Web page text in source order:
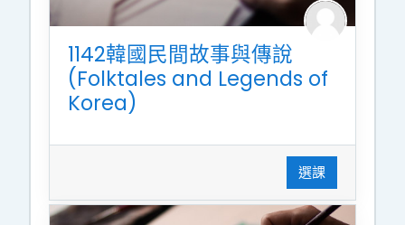
1142韓國民間故事與傳說
(Folktales and Legends of
Korea)
選課